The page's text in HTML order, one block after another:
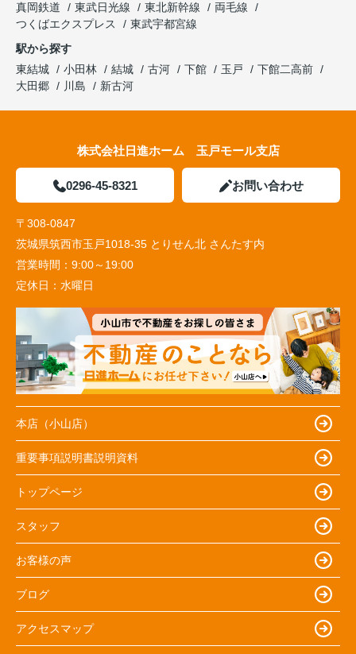
真岡鉄道
東武日光線 東北新幹線
両毛線
つくばエクスプレス
東武宇都宮線
駅から探す
東結城
小田林 結城 古河 下館 玉戸
下館二高前
大田郷
川島 新古河
株式会社日進ホーム 玉戸モール支店
0296-45-8321 お問い合わせ
〒308-0847
茨城県筑西市玉戸1018-35 とりせん北 さんたす内
営業時間： 9:00～19:00
定休日： 水曜日
本店（小山店）
重要事項説明書説明資料
トップページ
スタッフ
お客様の声
ブログ
アクセスマップ